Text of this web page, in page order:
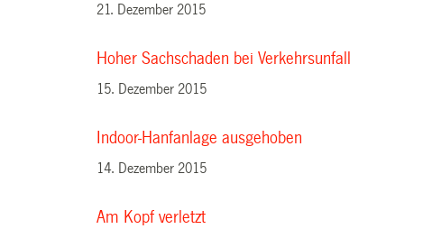
21. Dezember 2015
Hoher Sachschaden bei Verkehrsunfall
15. Dezember 2015
Indoor-Hanfanlage ausgehoben
14. Dezember 2015
Am Kopf verletzt